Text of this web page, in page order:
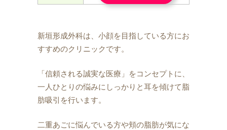
新垣形成外科は、小顔を目指している方にお
すすめのクリニックです。
「信頼される誠実な医療」をコンセプトに、
一人ひとりの悩みにしっかりと耳を傾けて脂
肪吸引を行います。
二重あごに悩んでいる方や頬の脂肪が気にな